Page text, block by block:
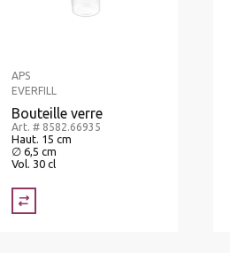
APS
EVERFILL
Bouteille verre
Art. # 8582.66935
Haut. 15 cm
∅ 6,5 cm
Vol. 30 cl